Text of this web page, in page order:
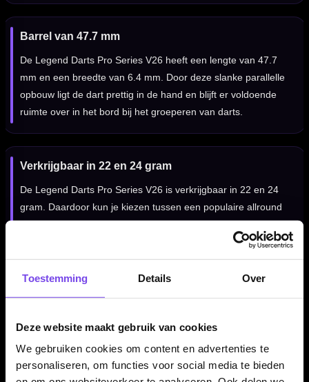
Toestemming Details Over
Deze website maakt gebruik van cookies
We gebruiken cookies om content en advertenties te
personaliseren, om functies voor social media te bieden
Barrel van 47.7 mm
De Legend Darts Pro Series V26 heeft een lengte van 47.7
mm en een breedte van 6.4 mm. Door deze slanke parallelle
opbouw ligt de dart prettig in de hand en blijft er voldoende
ruimte over in het bord bij het groeperen van darts.
Verkrijgbaar in 22 en 24 gram
De Legend Darts Pro Series V26 is verkrijgbaar in 22 en 24
gram. Daardoor kun je kiezen tussen een populaire allround
uitvoering en een iets zwaardere variant, afhankelijk van je
Voor spelers die fijne grip zoeken
geschikt voor darters die een slanke tungsten dart zoeken met
subtiele grip, een parallel barrelprofiel en een gecontroleerde
release.